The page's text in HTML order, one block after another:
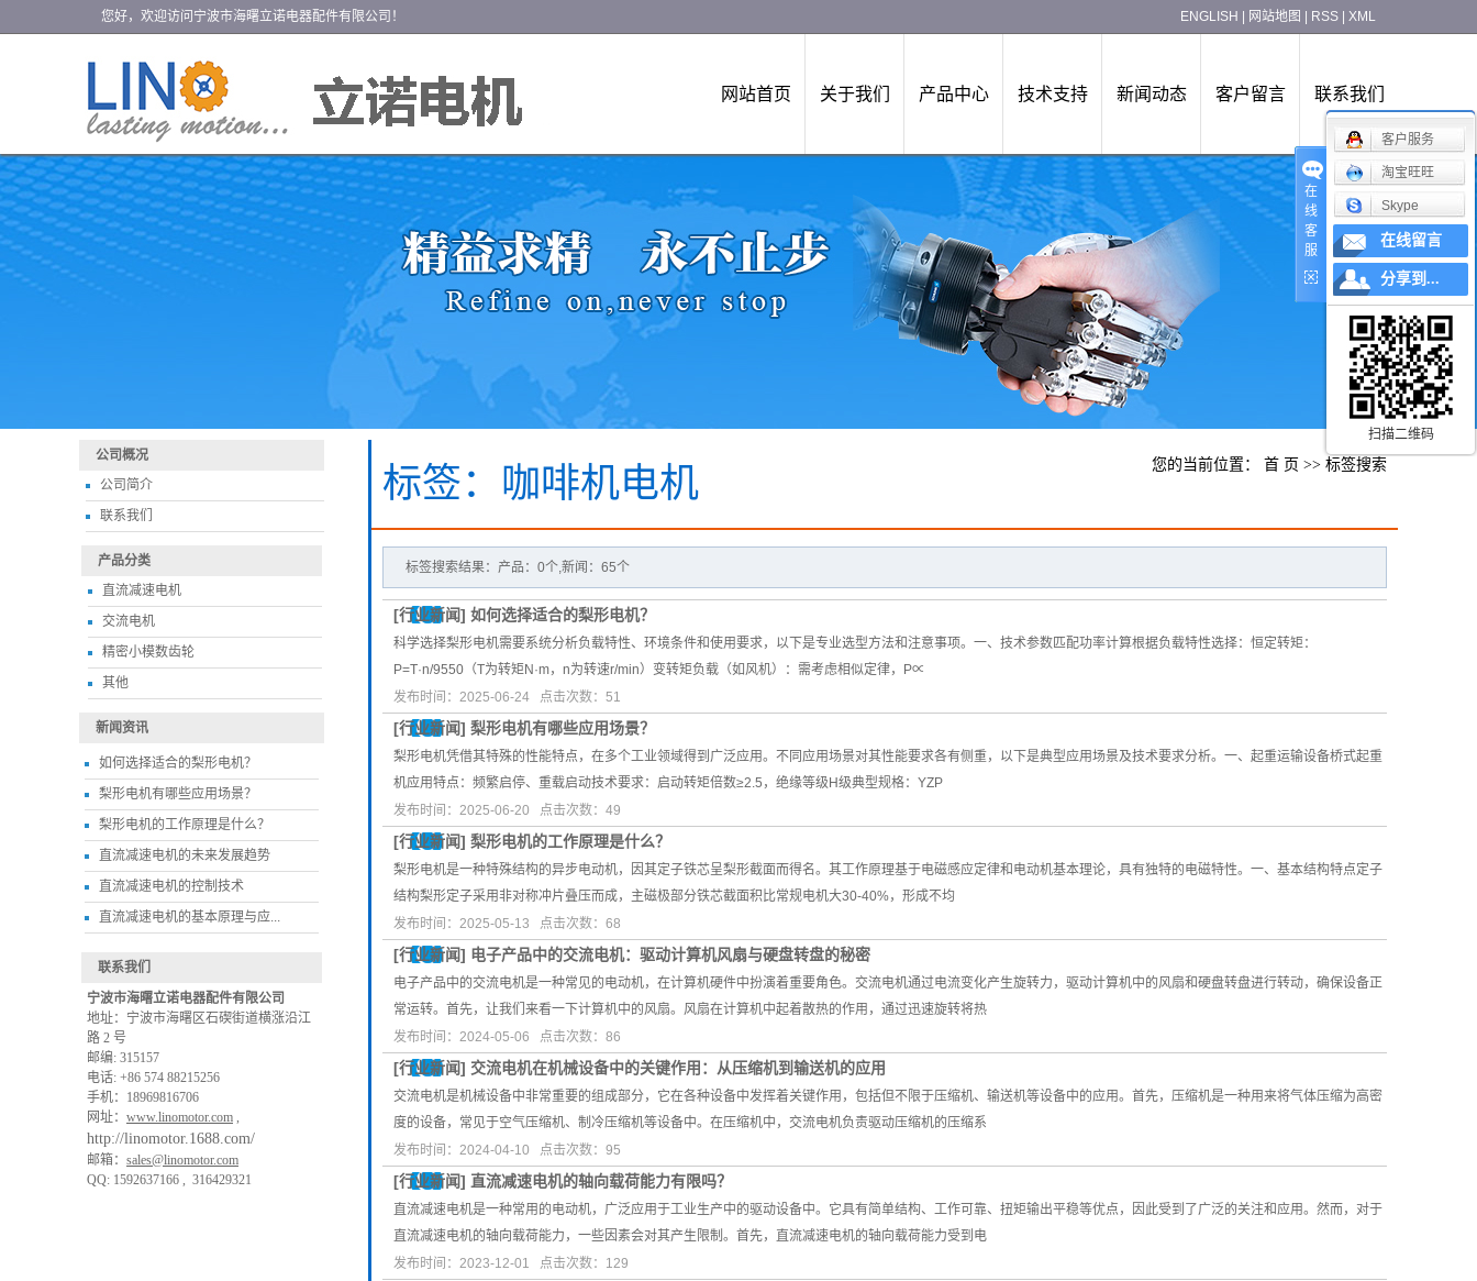
您好，欢迎访问宁波市海曙立诺电器配件有限公司！ ENGLISH 网站地图 RSS XML
网站首页 关于我们 产品中心 技术支持 新闻动态 客户留言 联系我们
公司概况
公司简介
联系我们
产品分类
直流减速电机
交流电机
精密小模数齿轮
其他
新闻资讯
如何选择适合的梨形电机？
梨形电机有哪些应用场景？
梨形电机的工作原理是什么？
直流减速电机的未来发展趋势
直流减速电机的控制技术
直流减速电机的基本原理与应...
联系我们
宁波市海曙立诺电器配件有限公司
地址：宁波市海曙区⽯碶街道横涨沿江
路 2 号
邮编: 315157
电话: +86 574 88215256
手机：18969816706
网址： www.linomotor.com ,
http://linomotor.1688.com/
邮箱： sales@linomotor.com
QQ: 1592637166 , 316429321
标签：咖啡机电机 您的当前位置： 首 页 >> 标签搜索
标签搜索结果：产品：0个,新闻：65个
[行业新闻] 如何选择适合的梨形电机？
科学选择梨形电机需要系统分析负载特性、环境条件和使用要求，以下是专业选型方法和注意事项。一、技术参数匹配功率计算根据负载特性选择：恒定转矩：
P=T·n/9550（T为转矩N·m，n为转速r/min）变转矩负载（如风机）：需考虑相似定律，P∝
发布时间：2025-06-24 点击次数：51
[行业新闻] 梨形电机有哪些应用场景？
梨形电机凭借其特殊的性能特点，在多个工业领域得到广泛应用。不同应用场景对其性能要求各有侧重，以下是典型应用场景及技术要求分析。一、起重运输设备桥式起重
机应用特点：频繁启停、重载启动技术要求：启动转矩倍数≥2.5，绝缘等级H级典型规格：YZP
发布时间：2025-06-20 点击次数：49
[行业新闻] 梨形电机的工作原理是什么？
梨形电机是一种特殊结构的异步电动机，因其定子铁芯呈梨形截面而得名。其工作原理基于电磁感应定律和电动机基本理论，具有独特的电磁特性。一、基本结构特点定子
结构梨形定子采用非对称冲片叠压而成，主磁极部分铁芯截面积比常规电机大30-40%，形成不均
发布时间：2025-05-13 点击次数：68
[行业新闻] 电子产品中的交流电机：驱动计算机风扇与硬盘转盘的秘密
电子产品中的交流电机是一种常见的电动机，在计算机硬件中扮演着重要角色。交流电机通过电流变化产生旋转力，驱动计算机中的风扇和硬盘转盘进行转动，确保设备正
常运转。首先，让我们来看一下计算机中的风扇。风扇在计算机中起着散热的作用，通过迅速旋转将热
发布时间：2024-05-06 点击次数：86
[行业新闻] 交流电机在机械设备中的关键作用：从压缩机到输送机的应用
交流电机是机械设备中非常重要的组成部分，它在各种设备中发挥着关键作用，包括但不限于压缩机、输送机等设备中的应用。首先，压缩机是一种用来将气体压缩为高密
度的设备，常见于空气压缩机、制冷压缩机等设备中。在压缩机中，交流电机负责驱动压缩机的压缩系
发布时间：2024-04-10 点击次数：95
[行业新闻] 直流减速电机的轴向载荷能力有限吗？
直流减速电机是一种常用的电动机，广泛应用于工业生产中的驱动设备中。它具有简单结构、工作可靠、扭矩输出平稳等优点，因此受到了广泛的关注和应用。然而，对于
直流减速电机的轴向载荷能力，一些因素会对其产生限制。首先，直流减速电机的轴向载荷能力受到电
发布时间：2023-12-01 点击次数：129
在
线
客
服
客户服务
淘宝旺旺
Skype
在线留言
分享到...
扫描二维码